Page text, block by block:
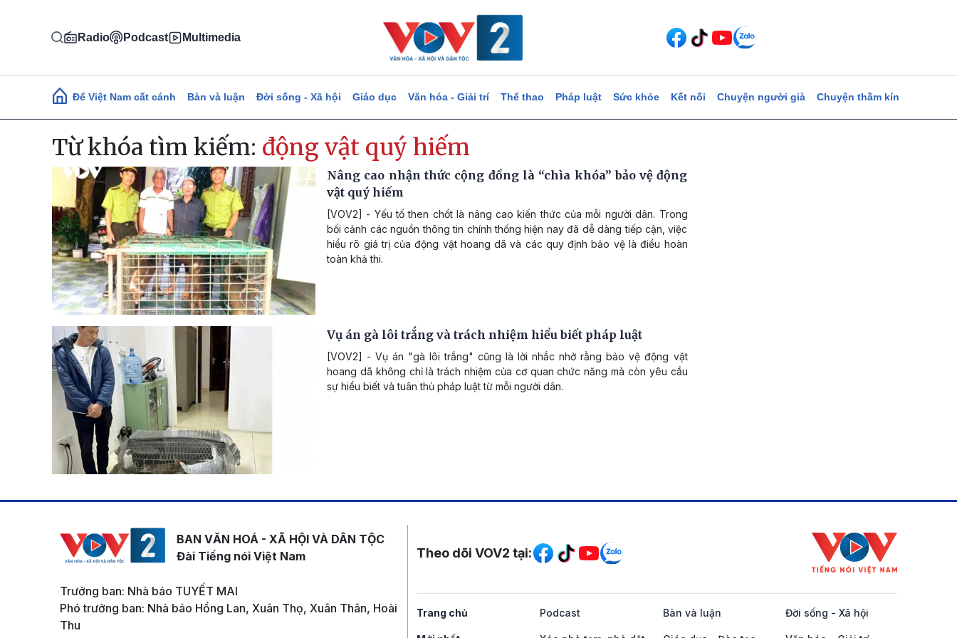
Radio Podcast Multimedia
Main navigation
Để Việt Nam cất cánh Bàn và luận Đời sống - Xã hội Giáo dục Văn hóa - Giải trí Thể thao Pháp luật Sức khỏe Kết nối Chuyện người già Chuyện thầm kín
Từ khóa tìm kiếm: động vật quý hiếm
Nâng cao nhận thức cộng đồng là “chìa khóa” bảo vệ động
vật quý hiếm
[VOV2] - Yếu tố then chốt là nâng cao kiến thức của mỗi người dân. Trong
bối cảnh các nguồn thông tin chính thống hiện nay đã dễ dàng tiếp cận, việc
hiểu rõ giá trị của động vật hoang dã và các quy định bảo vệ là điều hoàn
toàn khả thi.
Vụ án gà lôi trắng và trách nhiệm hiểu biết pháp luật
[VOV2] - Vụ án "gà lôi trắng" cũng là lời nhắc nhở rằng bảo vệ động vật
hoang dã không chỉ là trách nhiệm của cơ quan chức năng mà còn yêu cầu
sự hiểu biết và tuân thủ pháp luật từ mỗi người dân.
BAN VĂN HOÁ - XÃ HỘI VÀ DÂN TỘC
Đài Tiếng nói Việt Nam
Trưởng ban: Nhà báo TUYẾT MAI
Phó trưởng ban: Nhà báo Hồng Lan, Xuân Thọ, Xuân Thân, Hoài
Thu
Mạng xã hội
Theo dõi VOV2 tại:
Trang chủ Podcast Bàn và luận Đời sống - Xã hội